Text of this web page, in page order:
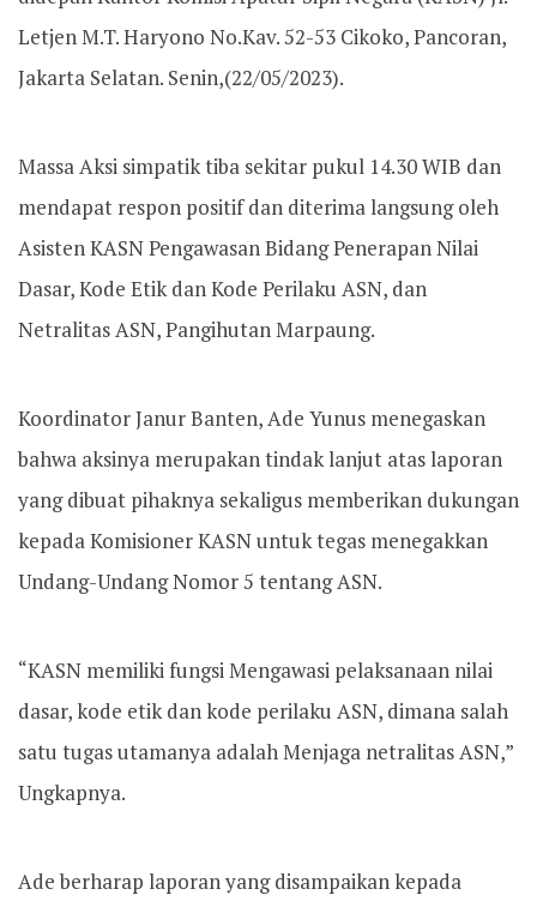
Letjen M.T. Haryono No.Kav. 52-53 Cikoko, Pancoran,
Jakarta Selatan. Senin,(22/05/2023).
Massa Aksi simpatik tiba sekitar pukul 14.30 WIB dan
mendapat respon positif dan diterima langsung oleh
Asisten KASN Pengawasan Bidang Penerapan Nilai
Dasar, Kode Etik dan Kode Perilaku ASN, dan
Netralitas ASN, Pangihutan Marpaung.
Koordinator Janur Banten, Ade Yunus menegaskan
bahwa aksinya merupakan tindak lanjut atas laporan
yang dibuat pihaknya sekaligus memberikan dukungan
kepada Komisioner KASN untuk tegas menegakkan
Undang-Undang Nomor 5 tentang ASN.
“KASN memiliki fungsi Mengawasi pelaksanaan nilai
dasar, kode etik dan kode perilaku ASN, dimana salah
satu tugas utamanya adalah Menjaga netralitas ASN,”
Ungkapnya.
Ade berharap laporan yang disampaikan kepada